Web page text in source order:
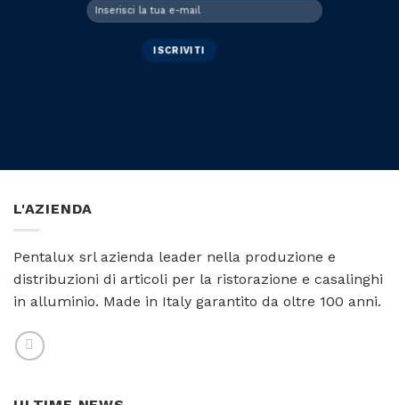
L'AZIENDA
Pentalux srl azienda leader nella produzione e
distribuzioni di articoli per la ristorazione e casalinghi
in alluminio. Made in Italy garantito da oltre 100 anni.